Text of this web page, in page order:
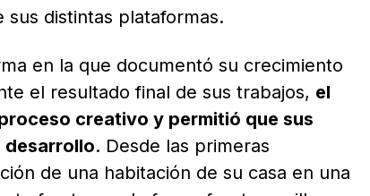
distintas plataformas.
en la que documentó su crecimiento
el resultado final de sus trabajos, el
creativo y permitió que sus
desarrollo. Desde las primeras
de una habitación de su casa en una